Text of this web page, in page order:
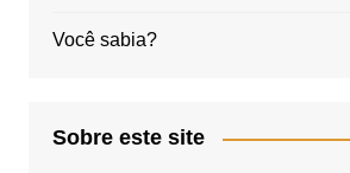
Você sabia?
Sobre este site